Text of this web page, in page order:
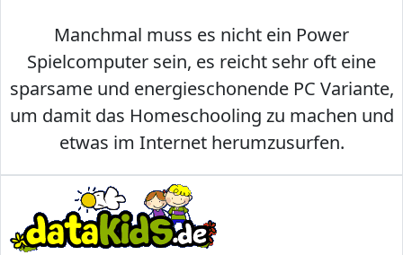
Manchmal muss es nicht ein Power
Spielcomputer sein, es reicht sehr oft eine
sparsame und energieschonende PC Variante,
um damit das Homeschooling zu machen und
etwas im Internet herumzusurfen.